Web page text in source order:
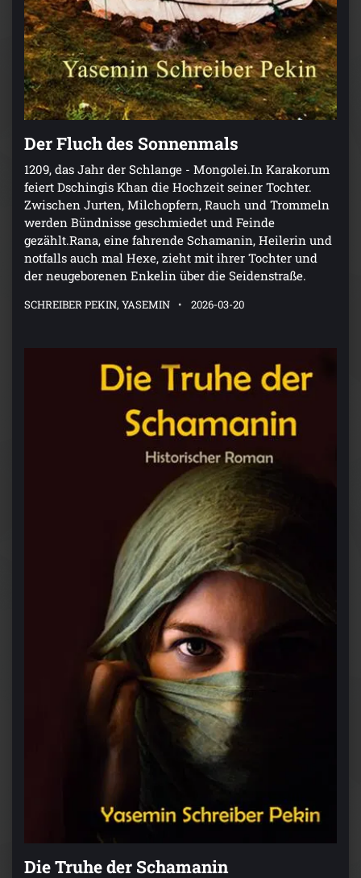
Der Fluch des Sonnenmals
1209, das Jahr der Schlange - Mongolei.In Karakorum
feiert Dschingis Khan die Hochzeit seiner Tochter.
Zwischen Jurten, Milchopfern, Rauch und Trommeln
werden Bündnisse geschmiedet und Feinde
gezählt.Rana, eine fahrende Schamanin, Heilerin und
notfalls auch mal Hexe, zieht mit ihrer Tochter und
der neugeborenen Enkelin über die Seidenstraße.
SCHREIBER PEKIN, YASEMIN 2026-03-20
Die Truhe der Schamanin